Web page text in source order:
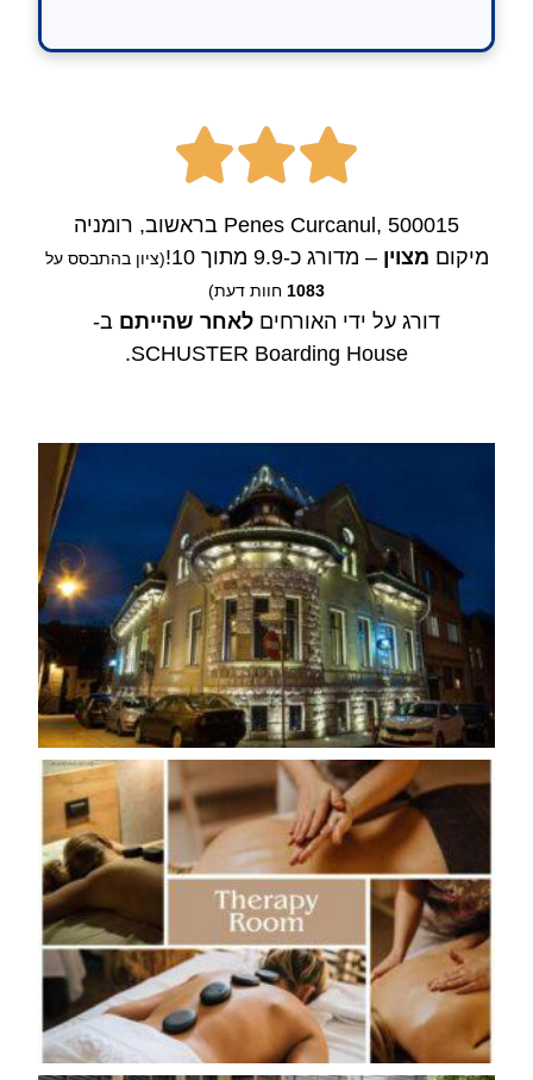
Penes Curcanul, 500015 בראשוב, רומניה
מיקום מצוין – מדורג כ-9.9 מתוך 10!
(ציון בהתבסס על
1083 חוות דעת)
דורג על ידי האורחים לאחר שהייתם ב-
SCHUSTER Boarding House.